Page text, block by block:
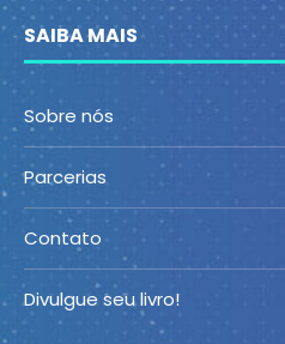
SAIBA MAIS
Sobre nós
Parcerias
Contato
Divulgue seu livro!